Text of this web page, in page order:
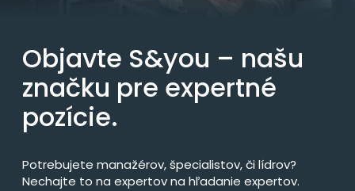
Objavte S&you – našu
značku pre expertné
pozície.
Potrebujete manažérov, špecialistov, či lídrov?
Nechajte to na expertov na hľadanie expertov.